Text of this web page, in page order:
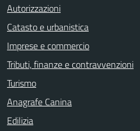
Autorizzazioni
Catasto e urbanistica
Imprese e commercio
Tributi, finanze e contravvenzioni
Turismo
Anagrafe Canina
Edilizia